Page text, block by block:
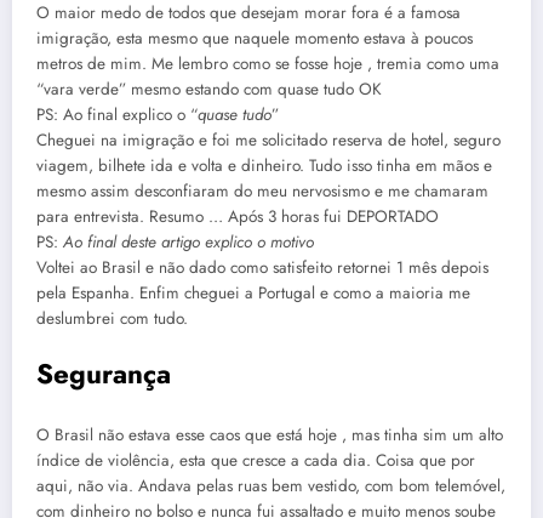
O maior medo de todos que desejam morar fora é a famosa
imigração, esta mesmo que naquele momento estava à poucos
metros de mim. Me lembro como se fosse hoje , tremia como uma
“vara verde” mesmo estando com quase tudo OK
PS: Ao final explico o “quase tudo”
Cheguei na imigração e foi me solicitado reserva de hotel, seguro
viagem, bilhete ida e volta e dinheiro. Tudo isso tinha em mãos e
mesmo assim desconfiaram do meu nervosismo e me chamaram
para entrevista. Resumo … Após 3 horas fui DEPORTADO
PS: Ao final deste artigo explico o motivo
Voltei ao Brasil e não dado como satisfeito retornei 1 mês depois
pela Espanha. Enfim cheguei a Portugal e como a maioria me
deslumbrei com tudo.
Segurança
O Brasil não estava esse caos que está hoje , mas tinha sim um alto
índice de violência, esta que cresce a cada dia. Coisa que por
aqui, não via. Andava pelas ruas bem vestido, com bom telemóvel,
com dinheiro no bolso e nunca fui assaltado e muito menos soube